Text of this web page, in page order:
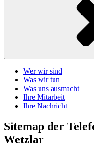
Wer wir sind
Was wir tun
Was uns ausmacht
Ihre Mitarbeit
Ihre Nachricht
Sitemap der
Wetzlar